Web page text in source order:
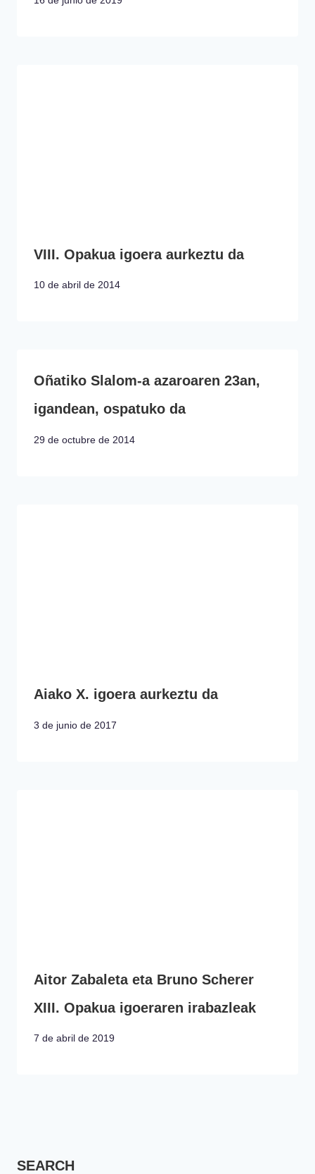
VIII. Opakua igoera aurkeztu da
10 de abril de 2014
Oñatiko Slalom-a azaroaren 23an,
igandean, ospatuko da
29 de octubre de 2014
Aiako X. igoera aurkeztu da
3 de junio de 2017
Aitor Zabaleta eta Bruno Scherer
XIII. Opakua igoeraren irabazleak
7 de abril de 2019
SEARCH